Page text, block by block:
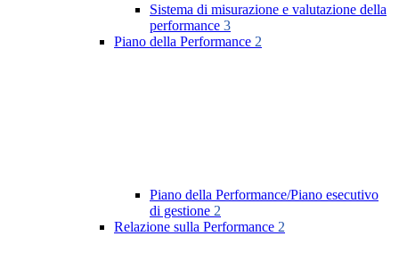
Sistema di misurazione e valutazione della
performance 3
Piano della Performance 2
Piano della Performance/Piano esecutivo
di gestione 2
Relazione sulla Performance 2